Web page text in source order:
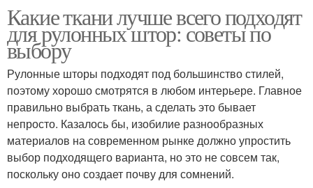
Какие ткани лучше всего подходят
для рулонных штор: советы по
выбору
Рулонные шторы подходят под большинство стилей,
поэтому хорошо смотрятся в любом интерьере. Главное
правильно выбрать ткань, а сделать это бывает
непросто. Казалось бы, изобилие разнообразных
материалов на современном рынке должно упростить
выбор подходящего варианта, но это не совсем так,
поскольку оно создает почву для сомнений.